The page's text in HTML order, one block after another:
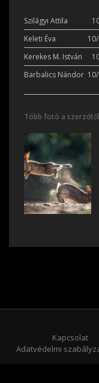
Szilágyi Attila
Keleti Éva
Kerekes M. István
Barbalics Nándor
Több fotó a szerzőtől
Kapcsolat
Adatvédelmi